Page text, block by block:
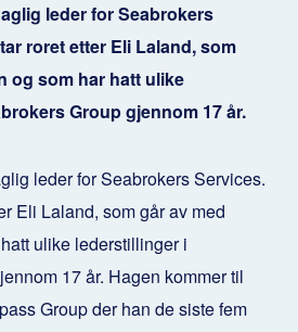
leder for Seabrokers
roret etter Eli Laland, som
og som har hatt ulike
Group gjennom 17 år.
leder for Seabrokers Services.
Eli Laland, som går av med
ulike lederstillinger i
17 år. Hagen kommer til
Group der han de siste fem